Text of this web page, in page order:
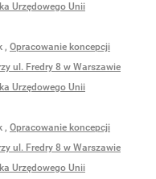
Urzędowego Unii
, Opracowanie koncepcji
ul. Fredry 8 w Warszawie
Urzędowego Unii
, Opracowanie koncepcji
ul. Fredry 8 w Warszawie
Urzędowego Unii